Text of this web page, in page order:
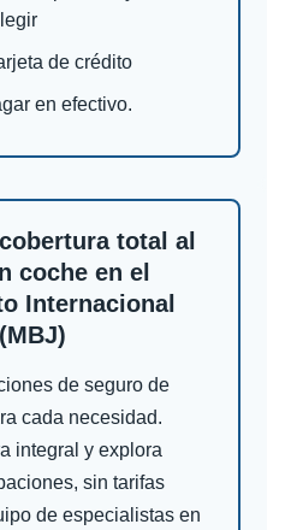
de crédito
en efectivo.
total al
coche en el
Internacional
de seguro de
cada necesidad.
integral y explora
sin tarifas
de especialistas en